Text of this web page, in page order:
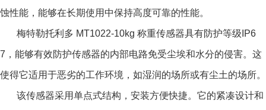
蚀性能，能够在长期使用中保持高度可靠的性能。
梅特勒托利多 MT1022-10kg 称重传感器具有防护等级IP6
7，能够有效防护传感器的内部电路免受尘埃和水分的侵害。这
使得它适用于恶劣的工作环境，如湿润的场所或有尘土的场所。
该传感器采用单点式结构，安装方便快捷。它的紧凑设计和